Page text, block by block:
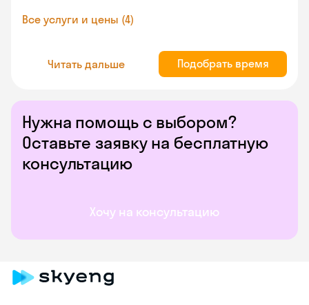
Нужна помощь с выбором?
Оставьте заявку на бесплатную
консультацию
Хочу на консультацию
Все услуги и цены (4)
Читать дальше Подобрать время